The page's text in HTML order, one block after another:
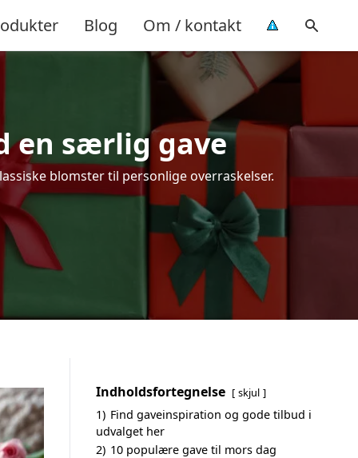
Blog Om / kontakt
en særlig gave
blomster til personlige overraskelser.
Indholdsfortegnelse skjul
1) Find gaveinspiration og gode tilbud i
udvalget her
2) 10 populære gave til mors dag